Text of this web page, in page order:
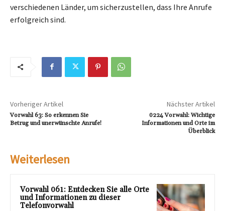
verschiedenen Länder, um sicherzustellen, dass Ihre Anrufe
erfolgreich sind.
Vorheriger Artikel
Vorwahl 63: So erkennen Sie
Betrug und unerwünschte Anrufe!
Nächster Artikel
0224 Vorwahl: Wichtige
Informationen und Orte im
Überblick
Weiterlesen
Vorwahl 061: Entdecken Sie alle Orte
und Informationen zu dieser
Telefonvorwahl